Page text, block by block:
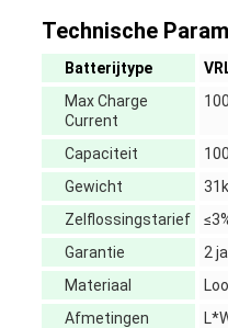
Technische
Batterijtype
Max Charge
Current
Capaciteit
Gewicht
Zelflossingstarief
Garantie
2
Materiaal
Afmetingen